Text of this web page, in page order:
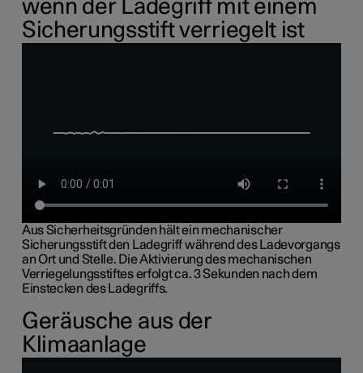
wenn der Ladegriff mit einem
Sicherungsstift verriegelt ist
Aus Sicherheitsgründen hält ein mechanischer
Sicherungsstift den Ladegriff während des Ladevorgangs
an Ort und Stelle. Die Aktivierung des mechanischen
Verriegelungsstiftes erfolgt ca. 3 Sekunden nach dem
Einstecken des Ladegriffs.
Geräusche aus der
Klimaanlage